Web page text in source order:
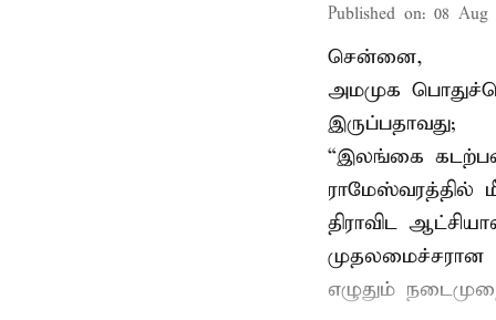
Published on: 08 Aug
சென்னை,
அமமுக
இருப்பதாவது;
“இலங்கை
ராமேஸ்வரத்தில்
திராவிட
முதலமைச்சரான
எழுதும்